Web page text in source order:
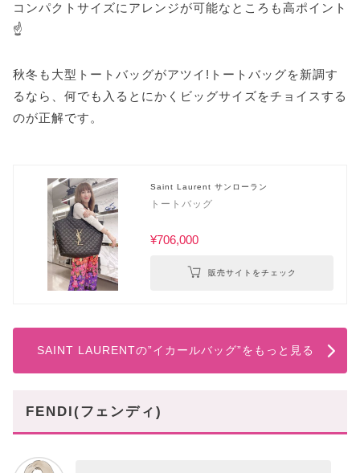
コンパクトサイズにアレンジが可能なところも高ポイント
☝️
秋冬も大型トートバッグがアツイ!トートバッグを新調す
るなら、何でも入るとにかくビッグサイズをチョイスする
のが正解です。
Saint Laurent サンローラン
トートバッグ
¥706,000
販売サイトをチェック
SAINT LAURENTの”イカールバッグ”をもっと見る
FENDI(フェンディ)